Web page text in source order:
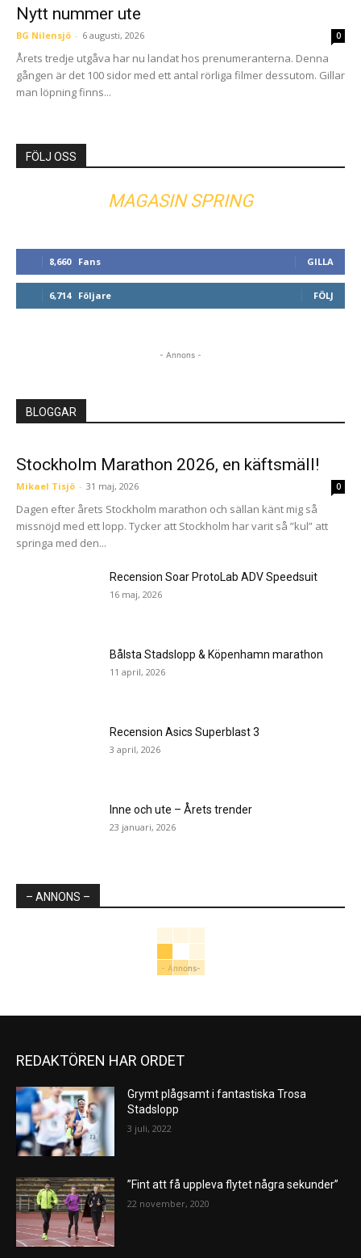
Nytt nummer ute
BG Nilensjö - 6 augusti, 2026 0
Årets tredje utgåva har nu landat hos prenumeranterna. Denna
gången är det 100 sidor med ett antal rörliga filmer dessutom. Gillar
man löpning finns...
FÖLJ OSS
MAGASIN SPRING
8,660 Fans GILLA
6,714 Följare FÖLJ
- Annons -
BLOGGAR
Stockholm Marathon 2026, en käftsmäll!
Mikael Tisjö - 31 maj, 2026 0
Dagen efter årets Stockholm marathon och sällan känt mig så
missnöjd med ett lopp. Tycker att Stockholm har varit så ”kul” att
springa med den...
Recension Soar ProtoLab ADV Speedsuit
16 maj, 2026
Bålsta Stadslopp & Köpenhamn marathon
11 april, 2026
Recension Asics Superblast 3
3 april, 2026
Inne och ute – Årets trender
23 januari, 2026
– ANNONS –
- Annons-
REDAKTÖREN HAR ORDET
Grymt plågsamt i fantastiska Trosa
Stadslopp
3 juli, 2022
”Fint att få uppleva flytet några sekunder”
22 november, 2020